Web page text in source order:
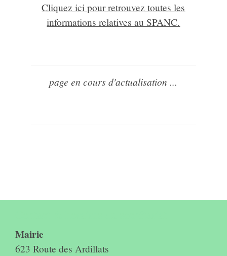
Cliquez ici pour retrouvez toutes les
informations relatives au SPANC.
page en cours d'actualisation ...
Mairie
623 Route des Ardillats